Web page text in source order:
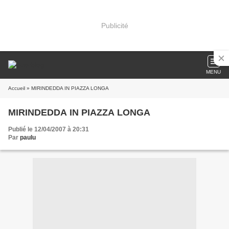
Publicité
MENU
Accueil » MIRINDEDDA IN PIAZZA LONGA
MIRINDEDDA IN PIAZZA LONGA
Publié le 12/04/2007 à 20:31
Par paulu